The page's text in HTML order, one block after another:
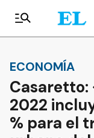
ECONOMÍA
Casaretto:
2022
% para el